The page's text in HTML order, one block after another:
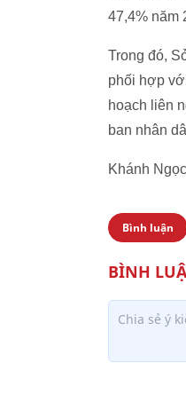
47,4% năm
Trong đó,
phối hợp
hoạch liên
ban nhân
Khánh Ngọc
Bình luận